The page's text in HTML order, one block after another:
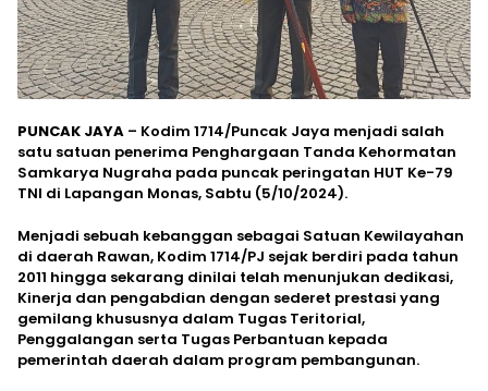
PUNCAK JAYA – Kodim 1714/Puncak Jaya menjadi salah
satu satuan penerima Penghargaan Tanda Kehormatan
Samkarya Nugraha pada puncak peringatan HUT Ke-79
TNI di Lapangan Monas, Sabtu (5/10/2024).
Menjadi sebuah kebanggan sebagai Satuan Kewilayahan
di daerah Rawan, Kodim 1714/PJ sejak berdiri pada tahun
2011 hingga sekarang dinilai telah menunjukan dedikasi,
Kinerja dan pengabdian dengan sederet prestasi yang
gemilang khususnya dalam Tugas Teritorial,
Penggalangan serta Tugas Perbantuan kepada
pemerintah daerah dalam program pembangunan.